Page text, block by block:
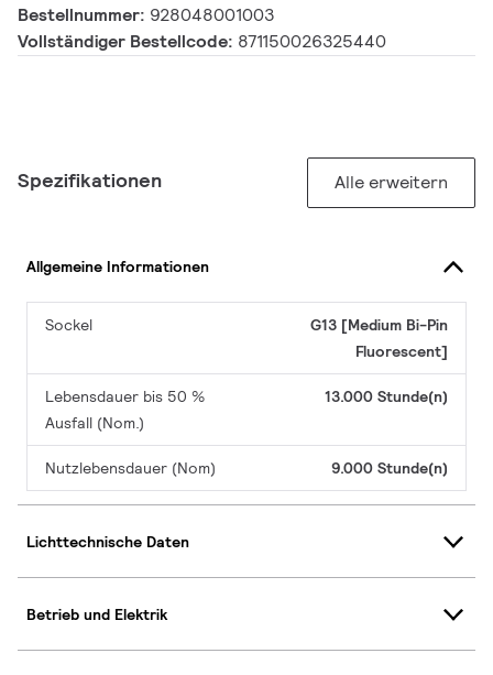
Bestellnummer: 928048001003
Vollständiger Bestellcode: 871150026325440
Spezifikationen Alle erweitern
Allgemeine Informationen
Sockel
G13 [Medium Bi-Pin
Fluorescent]
Lebensdauer bis 50 %
Ausfall (Nom.)
13.000 Stunde(n)
Nutzlebensdauer (Nom) 9.000 Stunde(n)
Lichttechnische Daten
Betrieb und Elektrik